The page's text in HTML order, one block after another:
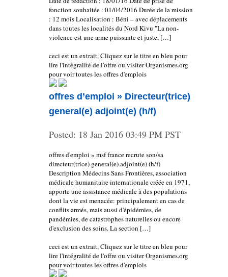
fonction souhaitée : 01/04/2016 Durée de la mission
: 12 mois Localisation : Béni – avec déplacements
dans toutes les localités du Nord Kivu "La non-
violence est une arme puissante et juste, […]
ceci est un extrait, Cliquez sur le titre en bleu pour
lire l'intégralité de l'offre ou visiter Organismes.org
pour voir toutes les offres d'emplois
offres d’emploi » Directeur(trice)
general(e) adjoint(e) (h/f)
Posted: 18 Jan 2016 03:49 PM PST
offres d'emploi » msf france recrute son/sa
directeur(trice) general(e) adjoint(e) (h/f)
Description Médecins Sans Frontières, association
médicale humanitaire internationale créée en 1971,
apporte une assistance médicale à des populations
dont la vie est menacée: principalement en cas de
conflits armés, mais aussi d'épidémies, de
pandémies, de catastrophes naturelles ou encore
d'exclusion des soins. La section […]
ceci est un extrait, Cliquez sur le titre en bleu pour
lire l'intégralité de l'offre ou visiter Organismes.org
pour voir toutes les offres d'emplois